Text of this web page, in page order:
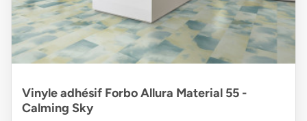
Vinyle adhésif Forbo Allura Material 55 -
Calming Sky